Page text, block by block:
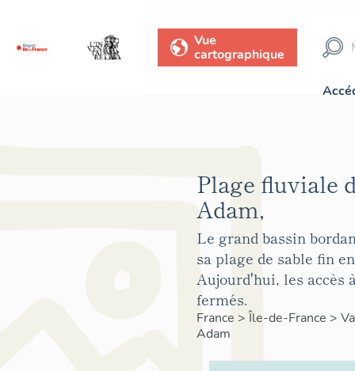
Vue
cartographique
Plage fluviale
Adam,
Le grand bassin
sa plage de sable fin
Aujourd'hui, les accès
fermés.
France >Île-de-France >
Adam